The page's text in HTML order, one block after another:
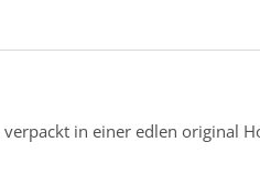
in einer edlen original